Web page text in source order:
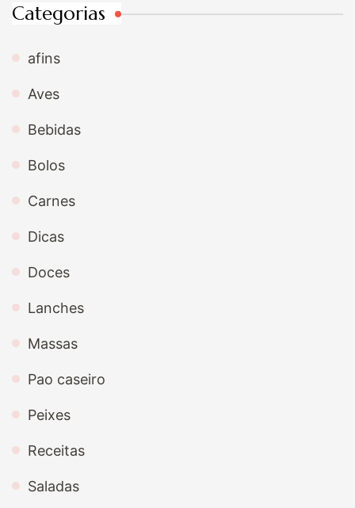
Categorias
afins
Aves
Bebidas
Bolos
Carnes
Dicas
Doces
Lanches
Massas
Pao caseiro
Peixes
Receitas
Saladas